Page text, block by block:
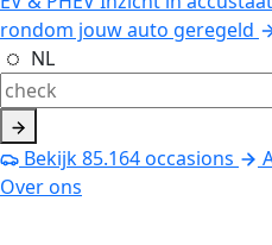
rondom jouw auto geregeld
NL
Bekijk85.164occasions
Over ons